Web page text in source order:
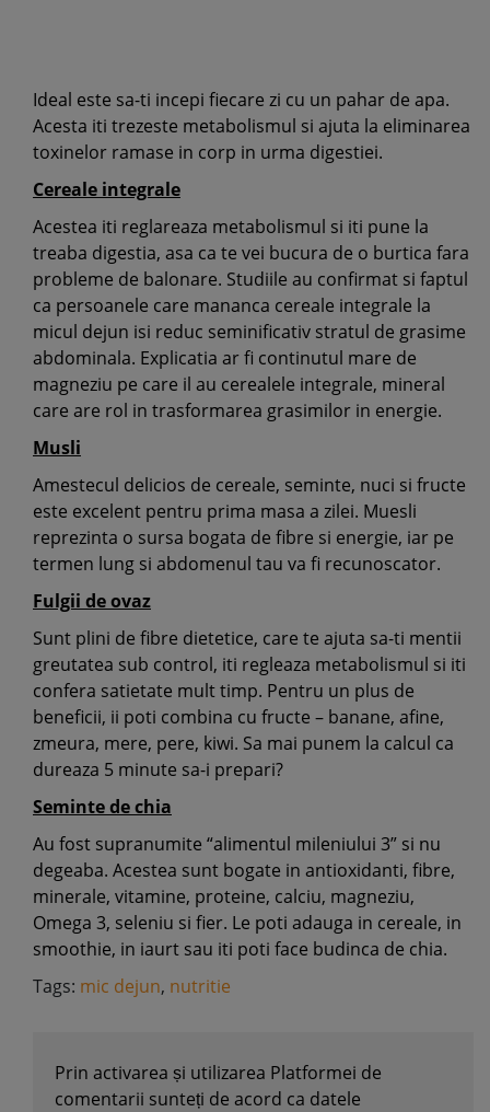
Ideal este sa-ti incepi fiecare zi cu un pahar de apa.
Acesta iti trezeste metabolismul si ajuta la eliminarea
toxinelor ramase in corp in urma digestiei.
Cereale integrale
Acestea iti reglareaza metabolismul si iti pune la
treaba digestia, asa ca te vei bucura de o burtica fara
probleme de balonare. Studiile au confirmat si faptul
ca persoanele care mananca cereale integrale la
micul dejun isi reduc seminificativ stratul de grasime
abdominala. Explicatia ar fi continutul mare de
magneziu pe care il au cerealele integrale, mineral
care are rol in trasformarea grasimilor in energie.
Musli
Amestecul delicios de cereale, seminte, nuci si fructe
este excelent pentru prima masa a zilei. Muesli
reprezinta o sursa bogata de fibre si energie, iar pe
termen lung si abdomenul tau va fi recunoscator.
Fulgii de ovaz
Sunt plini de fibre dietetice, care te ajuta sa-ti mentii
greutatea sub control, iti regleaza metabolismul si iti
confera satietate mult timp. Pentru un plus de
beneficii, ii poti combina cu fructe – banane, afine,
zmeura, mere, pere, kiwi. Sa mai punem la calcul ca
dureaza 5 minute sa-i prepari?
Seminte de chia
Au fost supranumite “alimentul mileniului 3” si nu
degeaba. Acestea sunt bogate in antioxidanti, fibre,
minerale, vitamine, proteine, calciu, magneziu,
Omega 3, seleniu si fier. Le poti adauga in cereale, in
smoothie, in iaurt sau iti poti face budinca de chia.
Tags: mic dejun, nutritie
Prin activarea și utilizarea Platformei de
comentarii sunteți de acord ca datele